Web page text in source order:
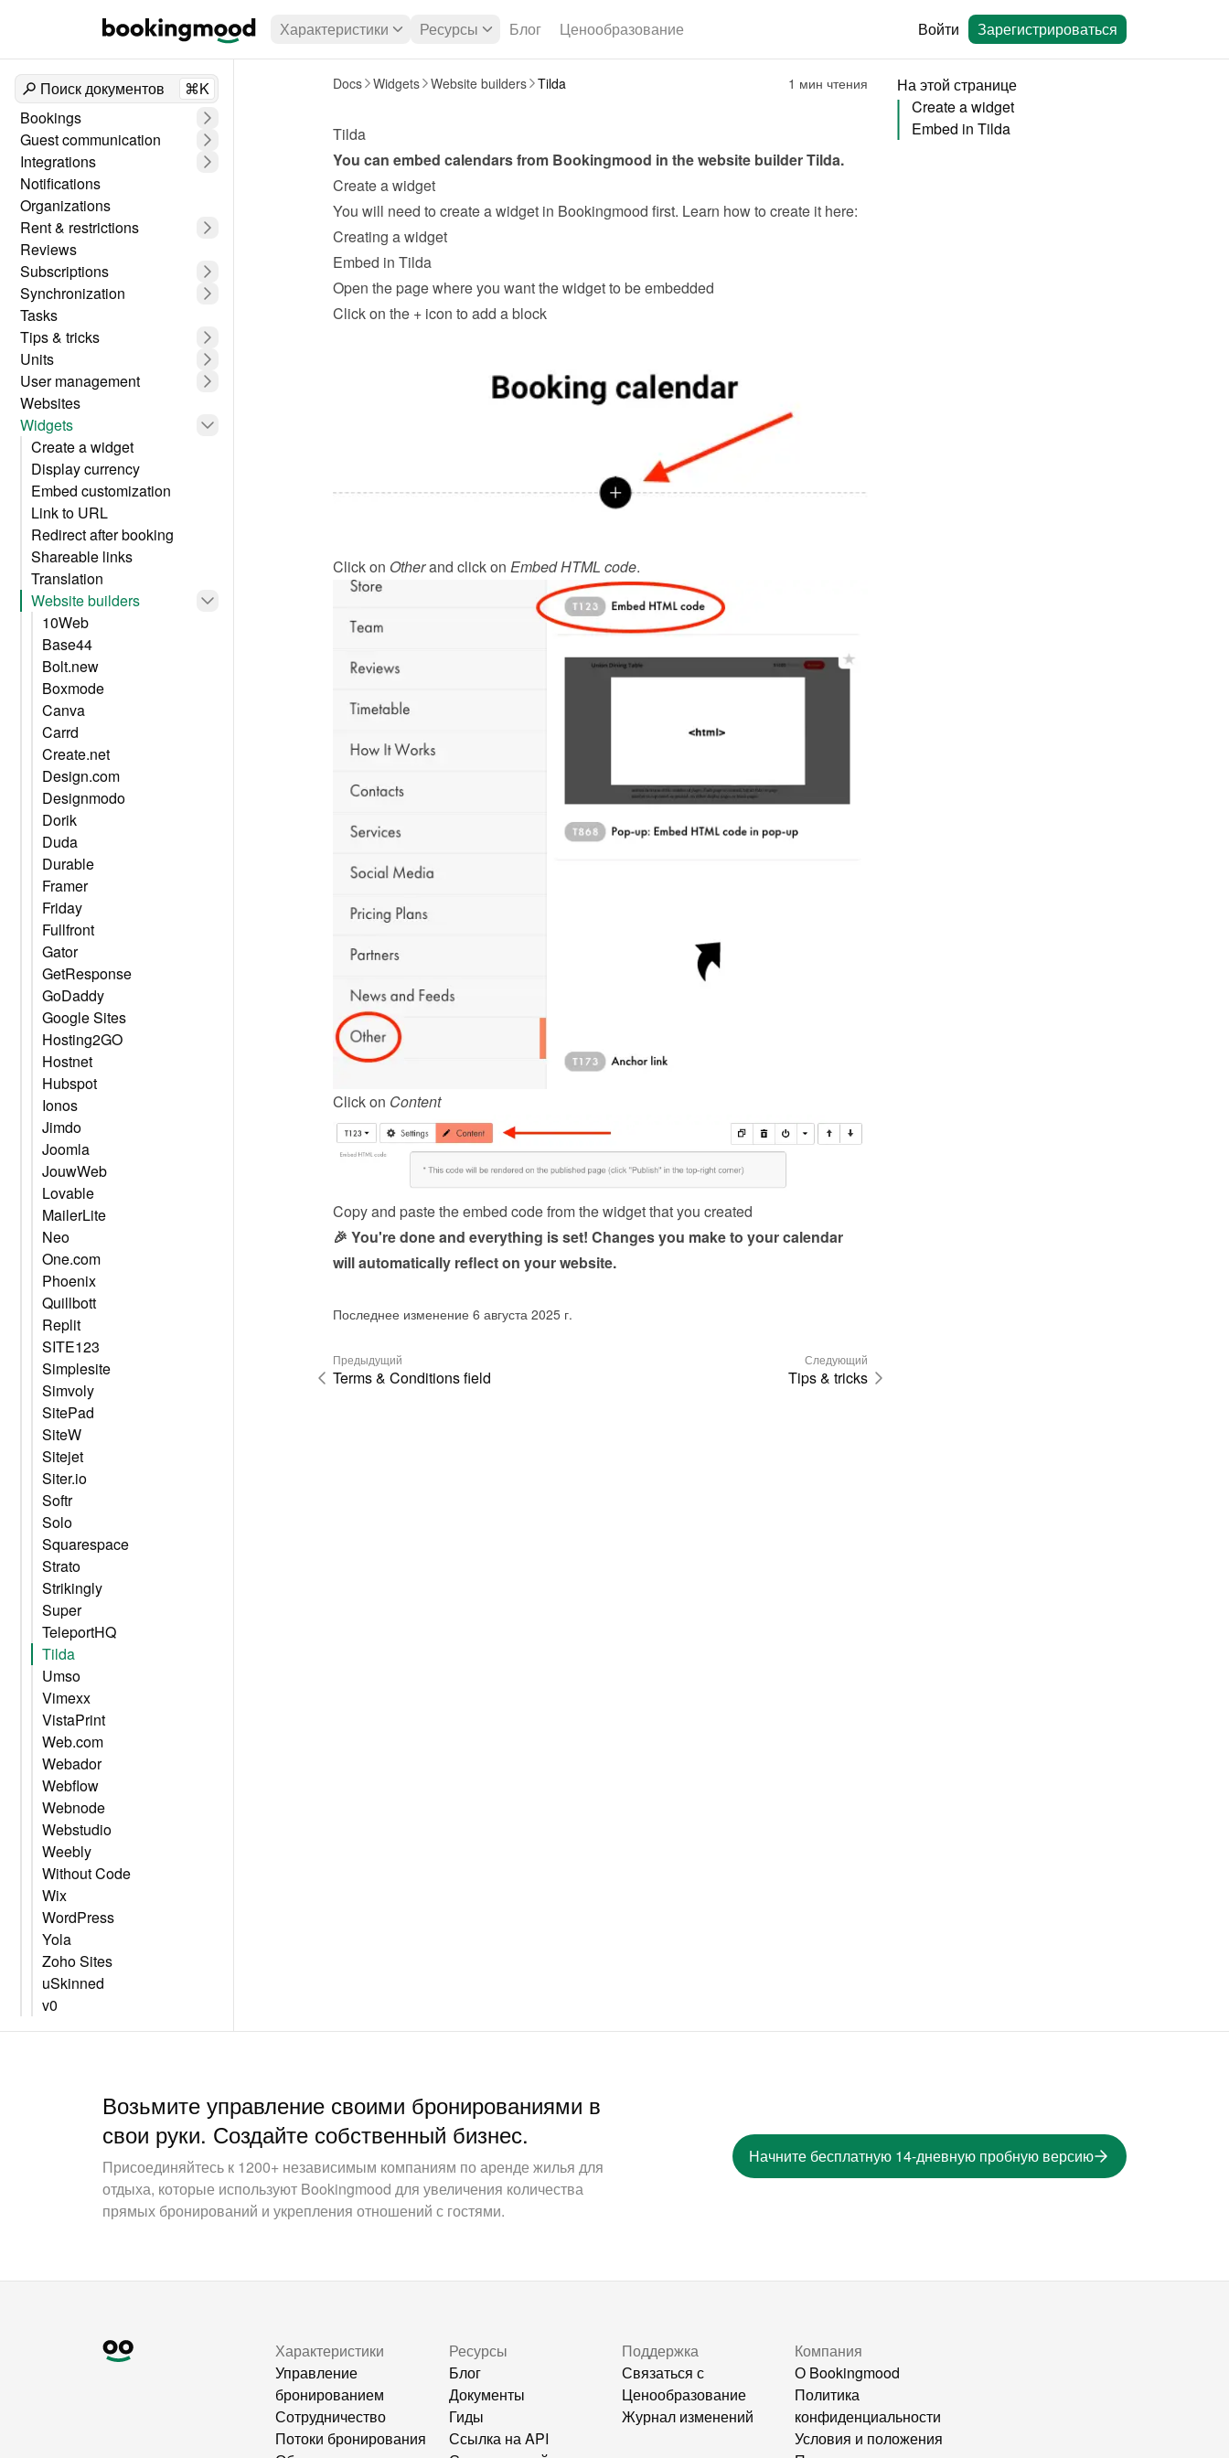
Характеристики Ресурсы Блог Ценообразование Войти Зарегистрироваться
Поиск документов
⌘K
Bookings
Guest communication
Integrations
Notifications
Organizations
Rent & restrictions
Reviews
Subscriptions
Synchronization
Tasks
Tips & tricks
Units
User management
Websites
Widgets
Create a widget
Display currency
Embed customization
Link to URL
Redirect after booking
Shareable links
Translation
Website builders
10Web
Base44
Bolt.new
Boxmode
Canva
Carrd
Create.net
Design.com
Designmodo
Dorik
Duda
Durable
Framer
Friday
Fullfront
Gator
GetResponse
GoDaddy
Google Sites
Hosting2GO
Hostnet
Hubspot
Ionos
Jimdo
Joomla
JouwWeb
Lovable
MailerLite
Neo
One.com
Phoenix
Quillbott
Replit
SITE123
Simplesite
Simvoly
SitePad
SiteW
Sitejet
Siter.io
Softr
Solo
Squarespace
Strato
Strikingly
Super
TeleportHQ
Tilda
Umso
Vimexx
VistaPrint
Web.com
Webador
Webflow
Webnode
Webstudio
Weebly
Without Code
Wix
WordPress
Yola
Zoho Sites
uSkinned
v0
Docs Widgets Website builders Tilda 1 мин чтения
Tilda
You can embed calendars from Bookingmood in the website builder Tilda.
Create a widget
Creating a widget
Embed in Tilda
Open the page where you want the widget to be embedded
Click on the + icon to add a block
Click on Other and click on Embed HTML code.
Click on Content
Copy and paste the embed code from the widget that you created
🎉 You're done and everything is set! Changes you make to your calendar
will automatically reflect on your website.
Последнее изменение 6 августа 2025 г.
Предыдущий
Terms & Conditions field
Следующий
Tips & tricks
На этой странице
Create a widget
Embed in Tilda
Возьмите управление своими бронированиями в
свои руки. Создайте собственный бизнес.
Присоединяйтесь к 1200+ независимым компаниям по аренде жилья для
отдыха, которые используют Bookingmood для увеличения количества
прямых бронирований и укрепления отношений с гостями.
Начните бесплатную 14-дневную пробную версию
Характеристики
Управление
бронированием
Сотрудничество
Потоки бронирования
Ресурсы
Блог
Документы
Гиды
Ссылка на API
Поддержка
Связаться с
Ценообразование
Журнал изменений
Компания
О Bookingmood
Политика
конфиденциальности
Условия и положения